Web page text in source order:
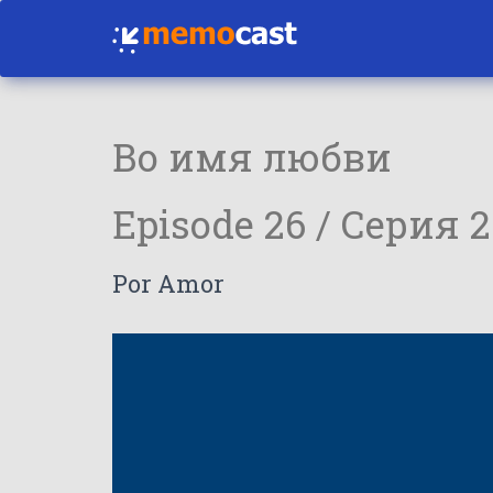
Во имя любви
Episode 26 / Серия
Por Amor